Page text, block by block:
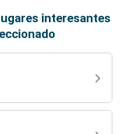
interesantes